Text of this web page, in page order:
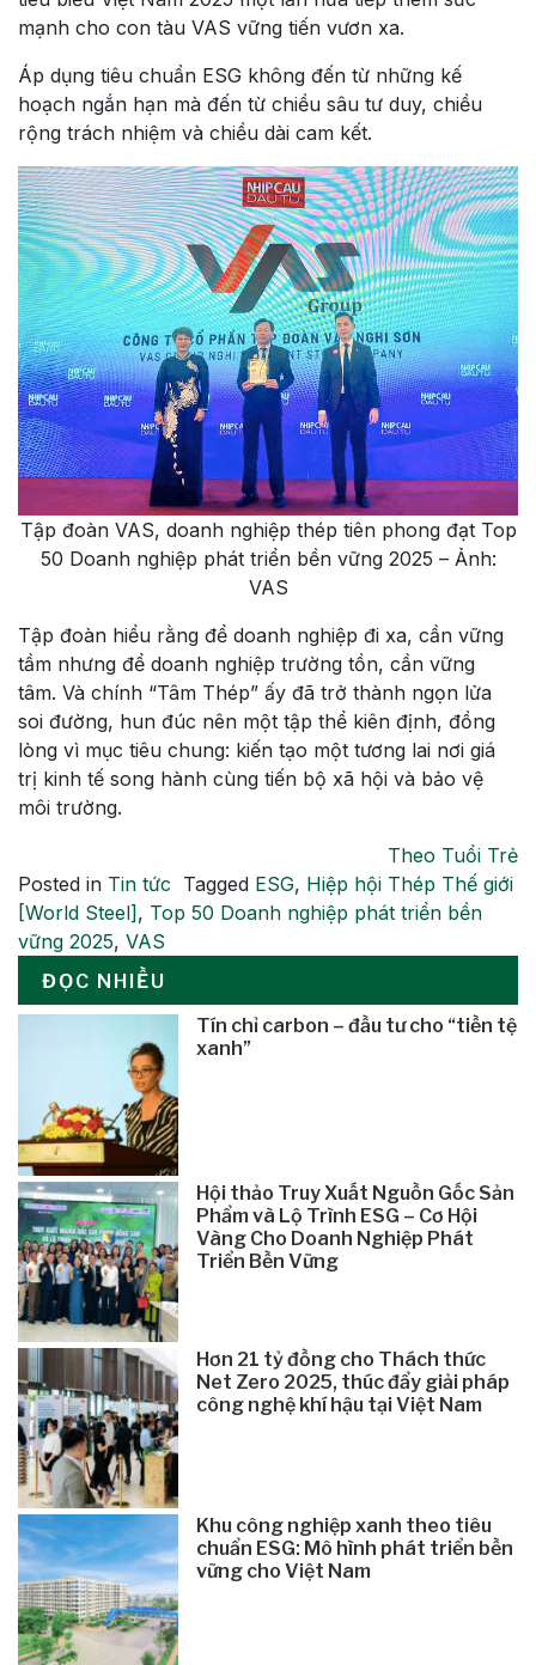
mạnh cho con tàu VAS vững tiến vươn xa.
Áp dụng tiêu chuẩn ESG không đến từ những kế
hoạch ngắn hạn mà đến từ chiều sâu tư duy, chiều
rộng trách nhiệm và chiều dài cam kết.
Tập đoàn VAS, doanh nghiệp thép tiên phong đạt Top
50 Doanh nghiệp phát triển bền vững 2025 – Ảnh:
VAS
Tập đoàn hiểu rằng để doanh nghiệp đi xa, cần vững
tầm nhưng để doanh nghiệp trường tồn, cần vững
tâm. Và chính “Tâm Thép” ấy đã trở thành ngọn lửa
soi đường, hun đúc nên một tập thể kiên định, đồng
lòng vì mục tiêu chung: kiến tạo một tương lai nơi giá
trị kinh tế song hành cùng tiến bộ xã hội và bảo vệ
môi trường.
Theo Tuổi Trẻ
Posted in Tin tức Tagged ESG, Hiệp hội Thép Thế giới
[World Steel] , Top 50 Doanh nghiệp phát triển bền
vững 2025, VAS
ĐỌC NHIỀU
Tín chỉ carbon – đầu tư cho “tiền tệ
xanh”
Hội thảo Truy Xuất Nguồn Gốc Sản
Phẩm và Lộ Trình ESG – Cơ Hội
Vàng Cho Doanh Nghiệp Phát
Triển Bền Vững
Hơn 21 tỷ đồng cho Thách thức
Net Zero 2025, thúc đẩy giải pháp
công nghệ khí hậu tại Việt Nam
Khu công nghiệp xanh theo tiêu
chuẩn ESG: Mô hình phát triển bền
vững cho Việt Nam